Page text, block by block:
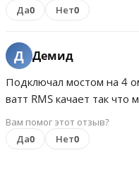
Да0 Нет0
Д Демид
Подключал мостом на 4
ватт RMS качает так
Вам помог этот отзыв?
Да0 Нет0